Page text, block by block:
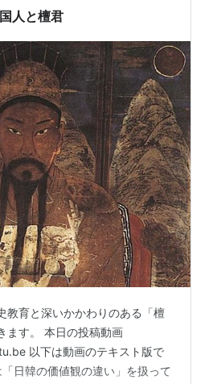
人と檀君
教育と深いかかわりのある「檀
ます。 本日の投稿動画
以下は動画のテキスト版で
日韓の価値観の違い」を扱って